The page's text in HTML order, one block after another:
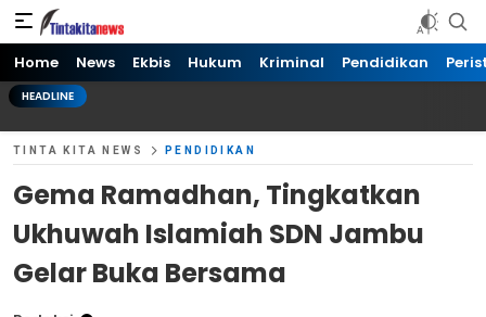
Tinta kita News
Informasi Terkini
Home News Ekbis Hukum Kriminal Pendidikan
HEADLINE
TINTA KITA NEWS PENDIDIKAN
Gema Ramadhan, Tingkatkan
Ukhuwah Islamiah SDN Jambu
Gelar Buka Bersama